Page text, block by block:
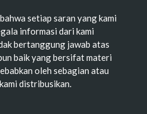
setiap saran yang kami
informasi dari kami
bertanggung jawab atas
baik yang bersifat materi
oleh sebagian atau
distribusikan.